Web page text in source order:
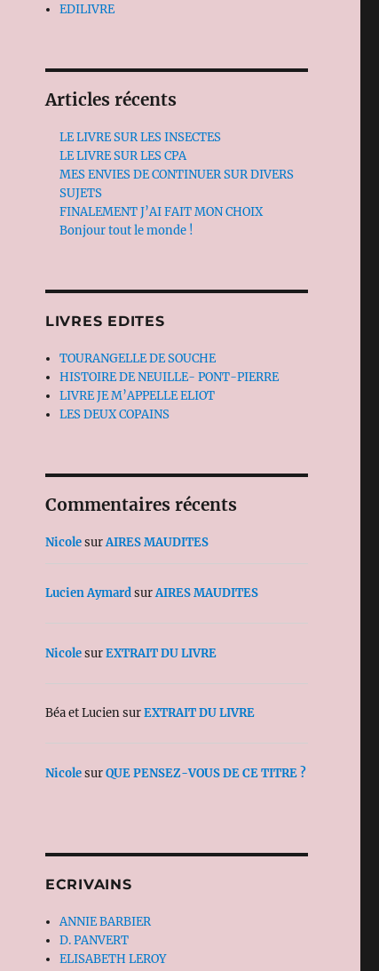
EDILIVRE
Articles récents
LE LIVRE SUR LES INSECTES
LE LIVRE SUR LES CPA
MES ENVIES DE CONTINUER SUR DIVERS
SUJETS
FINALEMENT J’AI FAIT MON CHOIX
Bonjour tout le monde !
LIVRES EDITES
TOURANGELLE DE SOUCHE
HISTOIRE DE NEUILLE- PONT-PIERRE
LIVRE JE M’APPELLE ELIOT
LES DEUX COPAINS
Commentaires récents
NicolesurAIRES MAUDITES
Lucien AymardsurAIRES MAUDITES
NicolesurEXTRAIT DU LIVRE
Béa et LuciensurEXTRAIT DU LIVRE
NicolesurQUE PENSEZ-VOUS DE CE TITRE ?
ECRIVAINS
ANNIE BARBIER
D. PANVERT
ELISABETH LEROY